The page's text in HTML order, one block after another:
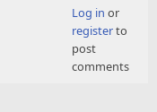
Log in or
registerto
post
comments